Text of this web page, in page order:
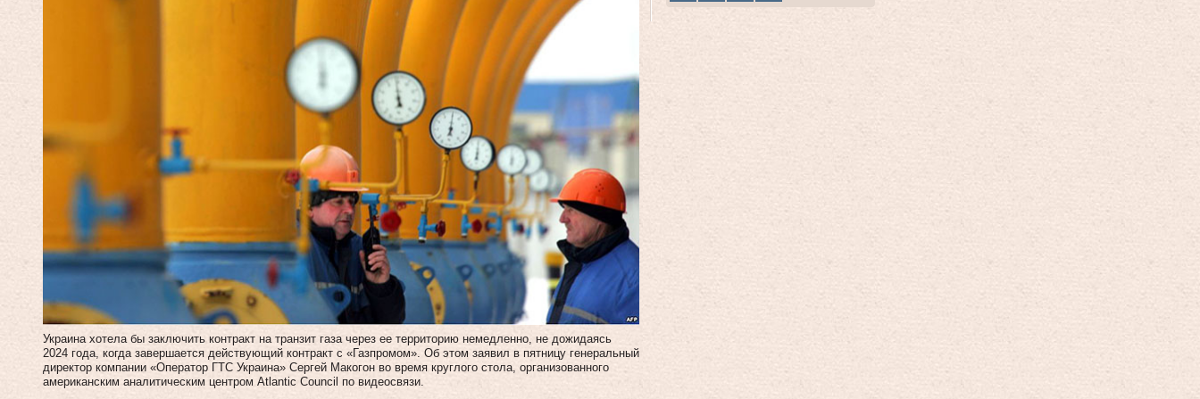
Украина хотела бы заключить контракт на транзит газа через ее территорию немедленно, не дожидаясь
2024 года, когда завершается действующий контракт с «Газпромом». Об этом заявил в пятницу генеральный
директор компании «Оператор ГТС Украина» Сергей Макогон во время круглого стола, организованного
американским аналитическим центром Atlantic Council по видеосвязи.